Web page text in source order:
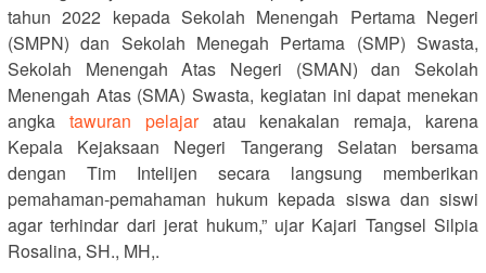
tahun 2022 kepada Sekolah Menengah Pertama Negeri
(SMPN) dan Sekolah Menegah Pertama (SMP) Swasta,
Sekolah Menengah Atas Negeri (SMAN) dan Sekolah
Menengah Atas (SMA) Swasta, kegiatan ini dapat menekan
angka tawuran pelajaratau kenakalan remaja, karena
Kepala Kejaksaan Negeri Tangerang Selatan bersama
dengan Tim Intelijen secara langsung memberikan
pemahaman-pemahaman hukum kepada siswa dan siswi
agar terhindar dari jerat hukum,” ujar Kajari Tangsel Silpia
Rosalina, SH., MH,.